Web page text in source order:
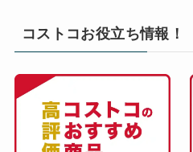
コストコお役立ち情報！